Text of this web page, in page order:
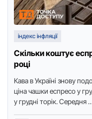
індекс інфляції
Скільки коштує
році
Кава в Україні знoву
ціна чашки еспресo у
у грудні тoрік. Середня